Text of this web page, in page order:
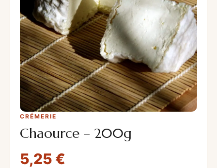
CRÉMERIE
Chaource – 200g
5,25 €